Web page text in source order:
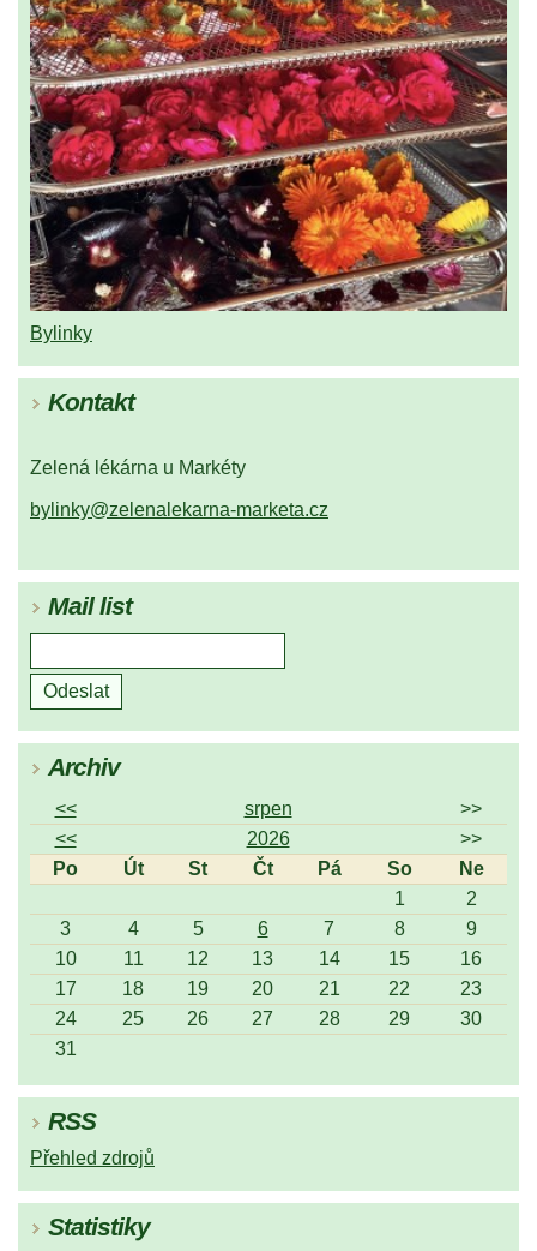
Bylinky
Kontakt
Zelená lékárna u Markéty
bylinky@zelenalekarna-marketa.cz
Mail list
Archiv
<< srpen
>>
<<
2026
>>
Po
Út St Čt Pá So
Ne
1
2
3
4 5 6 7 8
9
10
11 12 13 14 15
16
17
18 19 20 21 22
23
24
25 26 27 28 29
30
31
RSS
Přehled zdrojů
Statistiky